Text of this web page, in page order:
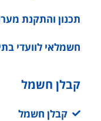
תכנון והתקנת
חשמלאי לוועדי
קבלן חשמל
קבלן חשמל